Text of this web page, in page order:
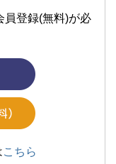
員登録(無料)が必
こちら